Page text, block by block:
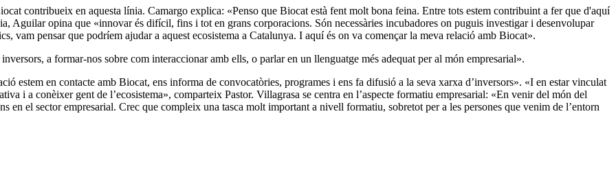
contribueix en aquesta línia. Camargo explica: «Penso que Biocat està fent molt bona feina. Entre tots estem contribuint a fer que d'aquí
Aguilar opina que «innovar és difícil, fins i tot en grans corporacions. Són necessàries incubadores on puguis investigar i desenvolupar
vam pensar que podríem ajudar a aquest ecosistema a Catalunya. I aquí és on va començar la meva relació amb Biocat».
a formar-nos sobre com interaccionar amb ells, o parlar en un llenguatge més adequat per al món empresarial».
estem en contacte amb Biocat, ens informa de convocatòries, programes i ens fa difusió a la seva xarxa d’inversors». «I en estar vinculat
i a conèixer gent de l’ecosistema», comparteix Pastor. Villagrasa se centra en l’aspecte formatiu empresarial: «En venir del món del
en el sector empresarial. Crec que compleix una tasca molt important a nivell formatiu, sobretot per a les persones que venim de l’entorn